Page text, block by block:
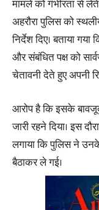
मामले को गंभीरता से
अहरौरा पुलिस को
निर्देश दिए। बताया
और संबंधित पक्ष को
चेतावनी देते हुए अपनी
आरोप है कि इसके
जारी रहने दिया। इस
लगाया कि पुलिस ने
बैठाकर ले गई।